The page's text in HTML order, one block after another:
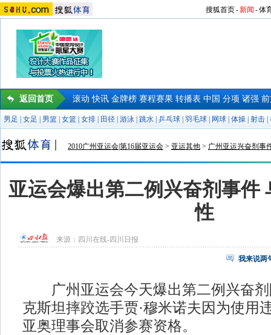
搜狐首页-新闻 -体
返回首页 滚动 快讯 金牌榜 赛程赛果 转播表 中国 分项 诸强
男足 女足 男篮 女篮 女排 田径 游泳 跳水 乒乓球 羽毛球 网球 体操 射击
2010广州亚运会|第16届亚运会 > 亚运其他 > 广州亚运兴奋剂事
亚运会爆出第二例兴奋剂事件
性
来源： 四川在线-四川日报
我来说两
广州亚运会今天爆出第二例兴奋剂
克斯坦摔跤选手贾·穆米诺夫因为使用
亚奥理事会取消参赛资格。